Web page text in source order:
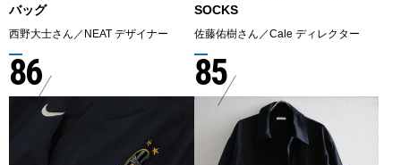
バッグ
西野大士さん／NEAT デザイナー
SOCKS
佐藤佑樹さん／Cale ディレクター
86 85